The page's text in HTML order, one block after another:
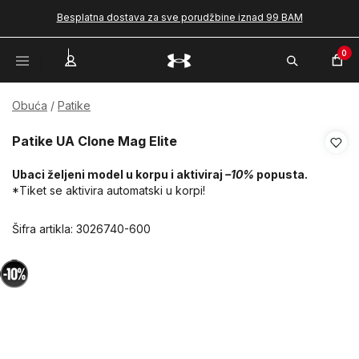
Besplatna dostava za sve porudžbine iznad 99 BAM
0
Obuća Patike
Patike UA Clone Mag Elite
Ubaci željeni model u korpu i aktiviraj –10% popusta.
*Tiket se aktivira automatski u korpi!
Šifra artikla: 3026740-600